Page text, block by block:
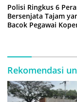
Polisi Ringkus 6
Bersenjata Tajam
Bacok Pegawai
Rekomendasi